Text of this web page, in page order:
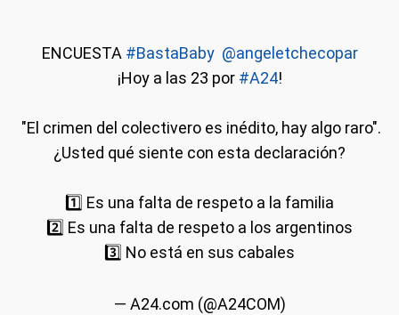
ENCUESTA #BastaBaby️ @angeletchecopar
¡Hoy a las 23 por #A24!
️ "El crimen del colectivero es inédito, hay algo raro".
¿Usted qué siente con esta declaración?
1️⃣ Es una falta de respeto a la familia
2️⃣ Es una falta de respeto a los argentinos
3️⃣ No está en sus cabales
— A24.com (@A24COM)